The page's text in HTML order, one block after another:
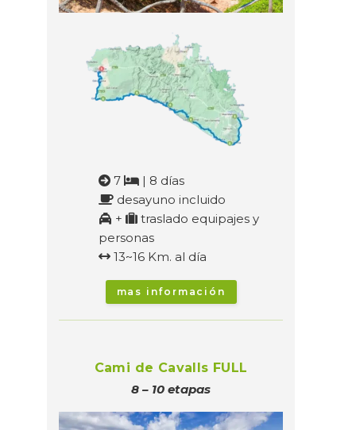
7
| 8 días
desayuno incluido
+
traslado equipajes y
personas
13~16 Km. al día
mas información
Cami de Cavalls FULL
8 – 10 etapas